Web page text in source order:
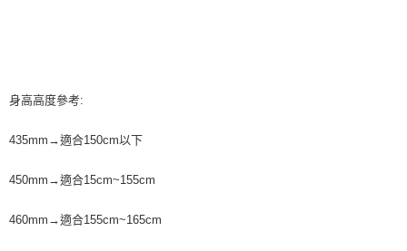
身高高度參考:
435mm→適合150cm以下
450mm→適合15cm~155cm
460mm→適合155cm~165cm